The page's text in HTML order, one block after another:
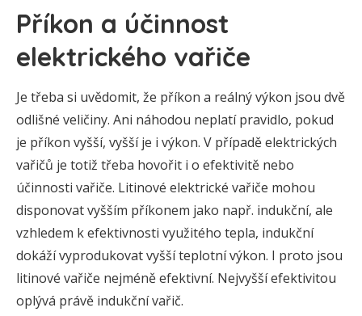
Příkon a účinnost
elektrického vařiče
Je třeba si uvědomit, že příkon a reálný výkon jsou dvě
odlišné veličiny. Ani náhodou neplatí pravidlo, pokud
je příkon vyšší, vyšší je i výkon. V případě elektrických
vařičů je totiž třeba hovořit i o efektivitě nebo
účinnosti vařiče. Litinové elektrické vařiče mohou
disponovat vyšším příkonem jako např. indukční, ale
vzhledem k efektivnosti využitého tepla, indukční
dokáží vyprodukovat vyšší teplotní výkon. I proto jsou
litinové vařiče nejméně efektivní. Nejvyšší efektivitou
oplývá právě indukční vařič.